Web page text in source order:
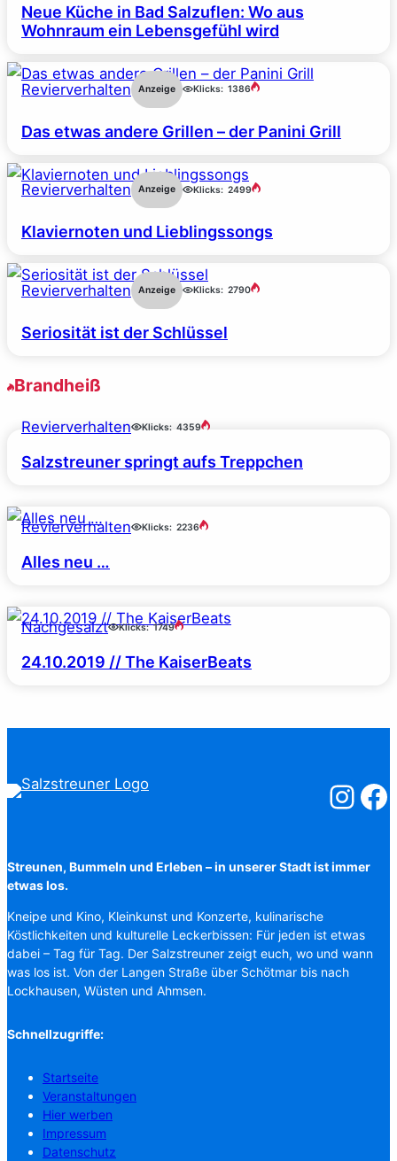
Neue Küche in Bad Salzuflen: Wo aus
Wohnraum ein Lebensgefühl wird
Revierverhalten Anzeige Klicks: 1386
Das etwas andere Grillen – der Panini Grill
Revierverhalten Anzeige Klicks: 2499
Klaviernoten und Lieblingssongs
Revierverhalten Anzeige Klicks: 2790
Seriosität ist der Schlüssel
Brandheiß
Revierverhalten Klicks: 4359
Salzstreuner springt aufs Treppchen
Revierverhalten Klicks: 2236
Alles neu …
Nachgesalzt Klicks: 1749
24.10.2019 // The KaiserBeats
Streunen, Bummeln und Erleben – in unserer Stadt ist immer
etwas los.
Kneipe und Kino, Kleinkunst und Konzerte, kulinarische
Köstlichkeiten und kulturelle Leckerbissen: Für jeden ist etwas
dabei – Tag für Tag. Der Salzstreuner zeigt euch, wo und wann
was los ist. Von der Langen Straße über Schötmar bis nach
Lockhausen, Wüsten und Ahmsen.
Schnellzugriffe:
Startseite
Veranstaltungen
Hier werben
Impressum
Datenschutz